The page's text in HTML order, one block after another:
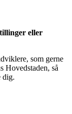
eller
som gerne
Hovedstaden, så
dig.